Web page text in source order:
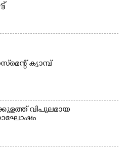
ക്യാമ്പ്
വിപുലമായ